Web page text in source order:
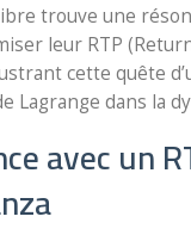
trouve une
leur RTP
cette quête
Lagrange dans la
avec un